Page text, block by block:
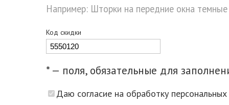
Например: Шторки на передние окна темные
Код скидки
* — поля, обязательные для
Даю согласие на обработку